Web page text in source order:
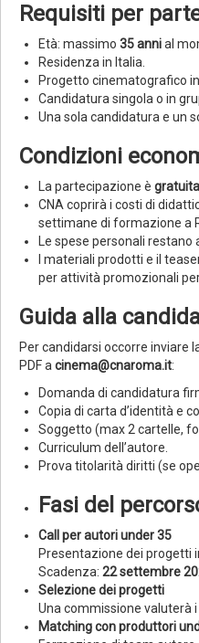
Requisiti per
Età: massimo 35 annial
Residenza in Italia.
Progetto cinematografico in
Candidatura singola o in
Una sola candidatura e un
Condizioni
La partecipazione è gratuita
CNA coprirà i costi di
settimane di formazione a
Le spese personali restano
I materiali prodotti e il
per attività promozionali
Guida alla
Per candidarsi occorre inviare
PDF acinema@cnaroma.it:
Domanda di candidatura
Copia di carta d’identità e
Soggetto (max 2 cartelle,
Curriculum dell’autore.
Prova titolarità diritti (se
Fasi del
Call per autori under 35
Presentazione dei progetti
Scadenza: 22 settembre
Selezione dei progetti
Una commissione valuterà
Matching con produttori